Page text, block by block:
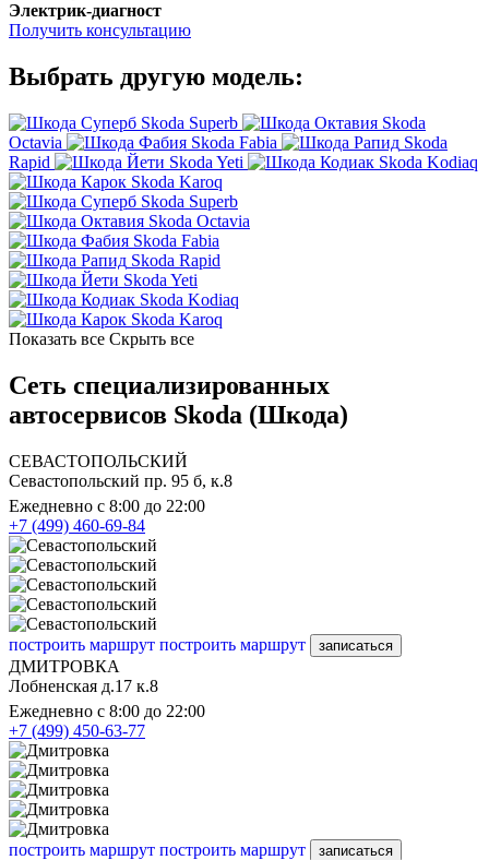
Электрик-диагност
Получить консультацию
Выбрать другую модель:
Skoda Superb
Skoda
Octavia
Skoda Fabia
Skoda
Rapid
Skoda Yeti
Skoda Kodiaq
Skoda Karoq
Skoda Superb
Skoda Octavia
Skoda Fabia
Skoda Rapid
Skoda Yeti
Skoda Kodiaq
Skoda Karoq
Показать все Скрыть все
Сеть специализированных
автосервисов Skoda (Шкода)
СЕВАСТОПОЛЬСКИЙ
Севастопольский пр. 95 б, к.8
Ежедневно с 8:00 до 22:00
+7 (499) 460-69-84
построить маршрут построить маршрут записаться
ДМИТРОВКА
Лобненская д.17 к.8
Ежедневно с 8:00 до 22:00
+7 (499) 450-63-77
построить маршрут построить маршрут записаться